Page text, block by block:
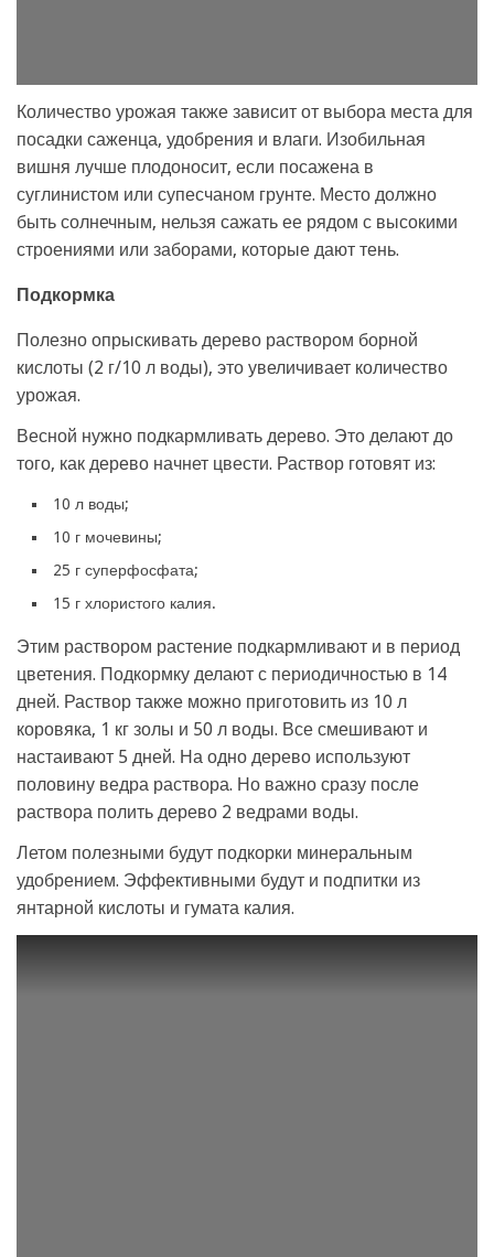
Количество урожая также зависит от выбора места для
посадки саженца, удобрения и влаги. Изобильная
вишня лучше плодоносит, если посажена в
суглинистом или супесчаном грунте. Место должно
быть солнечным, нельзя сажать ее рядом с высокими
строениями или заборами, которые дают тень.
Подкормка
Полезно опрыскивать дерево раствором борной
кислоты (2 г/10 л воды), это увеличивает количество
урожая.
Весной нужно подкармливать дерево. Это делают до
того, как дерево начнет цвести. Раствор готовят из:
10 л воды;
10 г мочевины;
25 г суперфосфата;
15 г хлористого калия.
Этим раствором растение подкармливают и в период
цветения. Подкормку делают с периодичностью в 14
дней. Раствор также можно приготовить из 10 л
коровяка, 1 кг золы и 50 л воды. Все смешивают и
настаивают 5 дней. На одно дерево используют
половину ведра раствора. Но важно сразу после
раствора полить дерево 2 ведрами воды.
Летом полезными будут подкорки минеральным
удобрением. Эффективными будут и подпитки из
янтарной кислоты и гумата калия.